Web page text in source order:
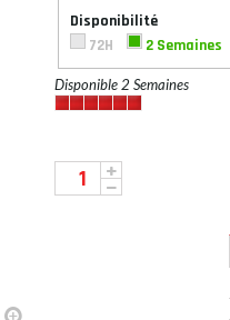
Disponibilité
72H
2 Semaines
Disponible 2 Semaines